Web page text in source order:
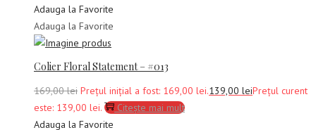
Adauga la Favorite
Adauga la Favorite
Colier Floral Statement – #013
169,00lei Prețul inițial a fost: 169,00 lei.139,00 leiPrețul curent
este: 139,00 lei.
Citește mai mult
Adauga la Favorite